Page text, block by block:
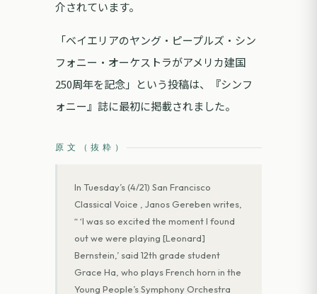
介されています。
「ベイエリアのヤング・ピープルズ・シン
フォニー・オーケストラがアメリカ建国
250周年を記念」という投稿は、『シンフ
ォニー』誌に最初に掲載されました。
原文（抜粋）
In Tuesday’s (4/21) San Francisco
Classical Voice , Janos Gereben writes,
“ ‘I was so excited the moment I found
out we were playing [Leonard]
Bernstein,’ said 12th grade student
Grace Ha, who plays French horn in the
Young People’s Symphony Orchestra